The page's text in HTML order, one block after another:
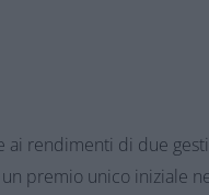
ai rendimenti di due
premio unico iniziale